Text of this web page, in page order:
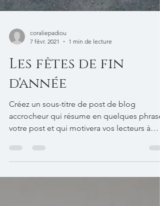
7 févr. 2021
1 min de lecture
Les fêtes de fin
d'année
Créez un sous-titre de post de blog
votre post et qui motivera vos lecteurs à
continuer à lire....